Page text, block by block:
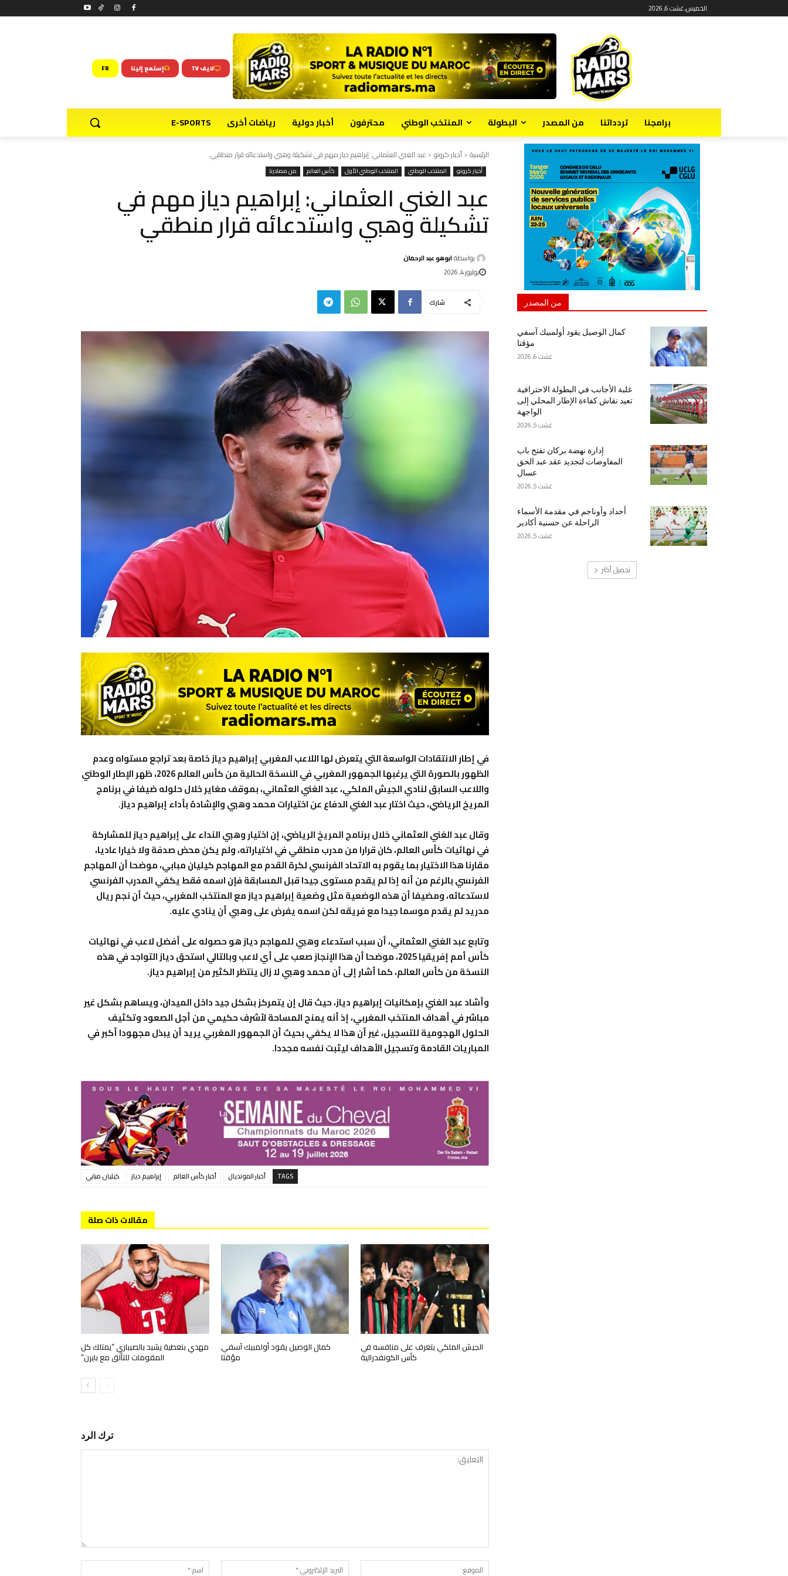
الخميس, غشت 6, 2026
لايف TV إستمع إلينا FR
برامجنا تردداتنا من المصدر البطولة المنتخب الوطني محترفون أخبار دولية رياضات أخرى E-SPORTS
الرئيسية أخبار كرونو عبد الغني العثماني: إبراهيم دياز مهم في تشكيلة وهبي واستدعائه قرار منطقي
أخبار كرونو المنتخب الوطني المنتخب الوطني الأول كأس العالم من مصادرنا
عبد الغني العثماني: إبراهيم دياز مهم في
تشكيلة وهبي واستدعائه قرار منطقي
بواسطةابوهو عبد الرحمان
يوليوز 4, 2026
شارك
في إطار الانتقادات الواسعة التي يتعرض لها اللاعب المغربي إبراهيم دياز خاصة بعد تراجع مستواه وعدم
الظهور بالصورة التي يرغبها الجمهور المغربي في النسخة الحالية من كأس العالم 2026، ظهر الإطار الوطني
واللاعب السابق لنادي الجيش الملكي، عبد الغني العثماني، بموقف مغاير خلال حلوله ضيفا في برنامج
المريخ الرياضي، حيث اختار عبد الغني الدفاع عن اختيارات محمد وهبي والإشادة بأداء إبراهيم دياز.
وقال عبد الغني العثماني خلال برنامج المريخ الرياضي، إن اختيار وهبي النداء على إبراهيم دياز للمشاركة
في نهائيات كأس العالم، كان قرارا من مدرب منطقي في اختياراته، ولم يكن محض صدفة ولا خيارا عاديا،
مقارنا هذا الاختيار بما يقوم به الاتحاد الفرنسي لكرة القدم مع المهاجم كيليان مبابي، موضحا أن المهاجم
الفرنسي بالرغم من أنه إذا لم يقدم مستوى جيدا قبل المسابقة فإن اسمه فقط يكفي المدرب الفرنسي
لاستدعائه، ومضيفا أن هذه الوضعية مثل وضعية إبراهيم دياز مع المنتخب المغربي، حيث أن نجم ريال
مدريد لم يقدم موسما جيدا مع فريقه لكن اسمه يفرض على وهبي أن ينادي عليه.
وتابع عبد الغني العثماني، أن سبب استدعاء وهبي للمهاجم دياز هو حصوله على أفضل لاعب في نهائيات
كأس أمم إفريقيا 2025، موضحا أن هذا الإنجاز صعب على أي لاعب وبالتالي استحق دياز التواجد في هذه
النسخة من كأس العالم، كما أشار إلى أن محمد وهبي لا زال ينتظر الكثير من إبراهيم دياز.
وأشاد عبد الغني بإمكانيات إبراهيم دياز، حيث قال إن يتمركز بشكل جيد داخل الميدان، ويساهم بشكل غير
مباشر في أهداف المنتخب المغربي، إذ أنه يمنح المساحة لأشرف حكيمي من أجل الصعود وتكثيف
الحلول الهجومية للتسجيل، غير أن هذا لا يكفي بحيث أن الجمهور المغربي يريد أن يبذل مجهودا أكبر في
المباريات القادمة وتسجيل الأهداف ليثبت نفسه مجددا.
TAGS أخبار المونديال أخبار كأس العالم إبراهيم دياز كيليان مبابي
مقالات ذات صلة
الجيش الملكي يتعرف على منافسه في
كأس الكونفدرالية
كمال الوصيل يقود أولمبيك آسفي
مؤقتا
مهدي بنعطية يشيد بالصيباري “يمتلك كل
المقومات للتألق مع بايرن”
ترك الرد
التعليق:
اسم:*
البريد
الموقع:
من المصدر
كمال الوصيل يقود أولمبيك آسفي
مؤقتا
غشت 6, 2026
غلبة الأجانب في البطولة الاحترافية
تعيد نقاش كفاءة الإطار المحلي إلى
الواجهة
غشت 5, 2026
إدارة نهضة بركان تفتح باب
المفاوضات لتجديد عقد عبد الحق
عسال
غشت 5, 2026
أحداد وأوناجم في مقدمة الأسماء
الراحلة عن حسنية أكادير
غشت 5, 2026
تحميل أكثر